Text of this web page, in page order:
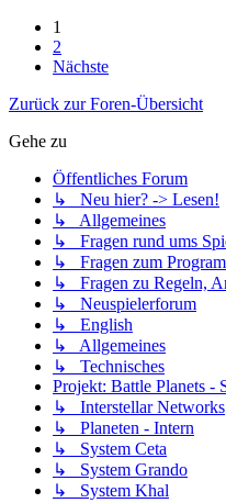
1
2
Nächste
Zurück zur Foren-Übersicht
Gehe zu
Öffentliches Forum
↳ Neu hier? -> Lesen!
↳ Allgemeines
↳ Fragen rund ums
↳ Fragen zum
↳ Fragen zu Regeln,
↳ Neuspielerforum
↳ English
↳ Allgemeines
↳ Technisches
Projekt: Battle Planets -
↳ Interstellar Networks
↳ Planeten - Intern
↳ System Ceta
↳ System Grando
↳ System Khal